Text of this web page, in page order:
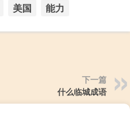
美国 能力
下一篇
什么临城成语